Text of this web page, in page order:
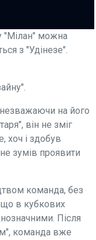
"Мілан" можна
з "Удінезе".
на його
він не зміг
хоч і здобув
зумів проявити
команда, без
що в кубкових
Після
команда вже